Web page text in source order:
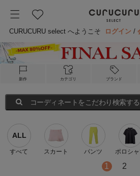
CURUCURU select へようこそ ログイン /
新作 カテゴリ ブランド
コーディネートをこだわり検索する
ALL
すべて スカート パンツ ポロシ
1
2